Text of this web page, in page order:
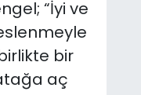
“İyi ve
bir
aç